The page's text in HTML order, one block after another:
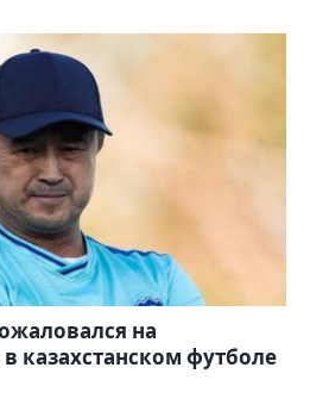
на
казахстанском футболе